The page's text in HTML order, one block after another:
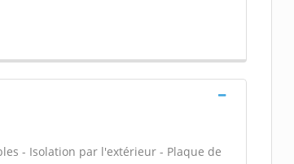
- Isolation par l'extérieur - Plaque de